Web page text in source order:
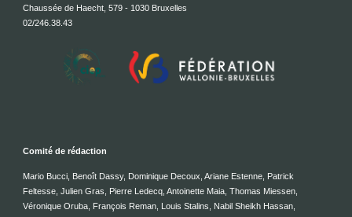
Chaussée de Haecht, 579 - 1030 Bruxelles
02/246.38.43
Comité de rédaction
Mario Bucci, Benoît Dassy, Dominique Decoux, Ariane Estenne, Patrick
Feltesse, Julien Gras, Pierre Ledecq, Antoinette Maia, Thomas Miessen,
Véronique Oruba, François Reman, Louis Stalins, Nabil Sheikh Hassan,